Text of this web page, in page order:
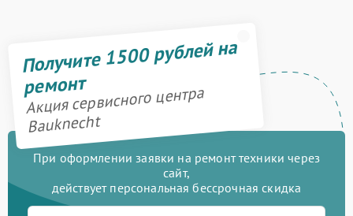
Получите 1500 рублей на
ремонт
Акция сервисного центра
Bauknecht
При оформлении заявки на ремонт техники через
сайт,
действует персональная бессрочная скидка